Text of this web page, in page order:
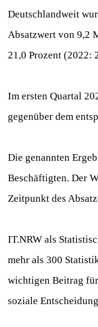
Deutschlandweit
Absatzwert von 9,2
21,0 Prozent (2022:
Im ersten Quartal
gegenüber dem
Die genannten
Beschäftigten. Der
Zeitpunkt des
IT.NRW als
mehr als 300
wichtigen Beitrag
soziale